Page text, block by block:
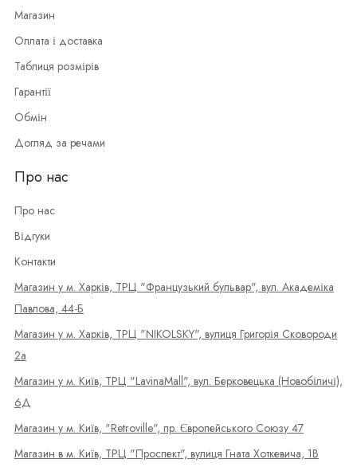
Магазин
Оплата і доставка
Таблиця розмірів
Гарантії
Обмін
Догляд за речами
Про нас
Про нас
Відгуки
Контакти
Магазин у м. Харків, ТРЦ "Французький бульвар", вул. Академіка
Павлова, 44-Б
Магазин у м. Харків, ТРЦ "NIKOLSKY", вулиця Григорія Сковороди
2а
Магазин у м. Київ, ТРЦ "LavinaMall", вул. Берковецька (Новобіличі),
6Д
Магазин у м. Київ, "Retroville", пр. Європейського Союзу 47
Магазин в м. Київ, ТРЦ "Проспект", вулиця Гната Хоткевича, 1В